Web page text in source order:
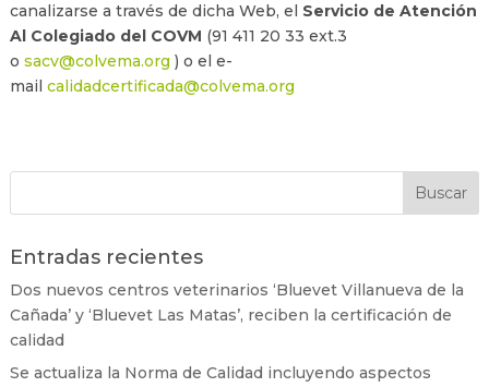
canalizarse a través de dicha Web, el Servicio de Atención
Al Colegiado del COVM (91 411 20 33 ext.3
o sacv@colvema.org ) o el e-
mail calidadcertificada@colvema.org
Entradas recientes
Dos nuevos centros veterinarios ‘Bluevet Villanueva de la
Cañada’ y ‘Bluevet Las Matas’, reciben la certificación de
calidad
Se actualiza la Norma de Calidad incluyendo aspectos